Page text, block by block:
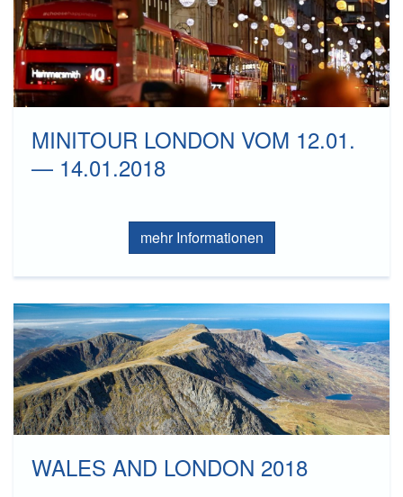
MINITOUR LONDON VOM 12.01.
— 14.01.2018
mehr Informationen
WALES AND LONDON 2018